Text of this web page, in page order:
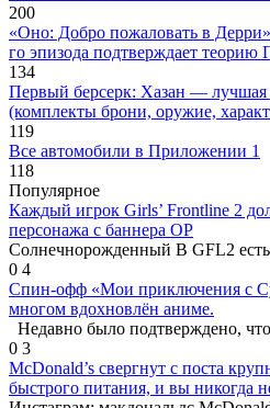
200
«Оно: Добро пожаловать в
го эпизода подтверждает теорию
134
Первый берсерк: Хазан — лучшая
(комплекты брони, оружие,
119
Все автомобили в Приложении 1
118
Популярное
Каждый игрок Girls’ Frontline 2
персонажа с баннера OP
Солнечнорожденный В GFL2
0 4
Спин-офф «Мои приключения с
многом вдохновлён аниме.
Недавно было подтверждено,
0 3
McDonald’s свергнут с поста
быстрого питания, и вы никогда